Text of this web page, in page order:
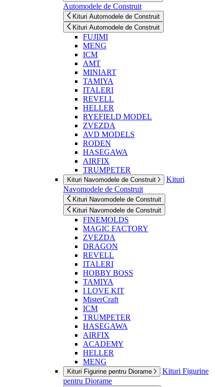
Automodele de Construit
Kituri Automodele de Construit
Kituri Automodele de Construit
FUJIMI
MENG
ICM
AMT
MINIART
TAMIYA
ITALERI
REVELL
HELLER
RYEFIELD MODEL
ZVEZDA
AVD MODELS
RODEN
HASEGAWA
AIRFIX
TRUMPETER
Kituri Navomodele de Construit
Kituri
Navomodele de Construit
Kituri Navomodele de Construit
Kituri Navomodele de Construit
FINEMOLDS
MAGIC FACTORY
ZVEZDA
DRAGON
REVELL
ITALERI
HOBBY BOSS
TAMIYA
I LOVE KIT
MisterCraft
ICM
TRUMPETER
HASEGAWA
AIRFIX
ACADEMY
HELLER
MENG
Kituri Figurine pentru Diorame
Kituri Figurine
pentru Diorame